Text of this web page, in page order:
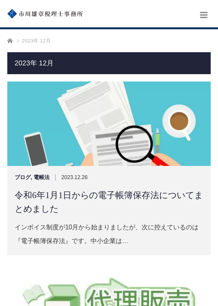
ホーム 2023年 12月
2023年 12月
ブログ, 電帳法 | 2023.12.26
令和6年1月1日からの電子帳簿保存法についてま
とめました
インボイス制度が10月から始まりましたが、次に控えているのは
『電子帳簿保存法』です。中小企業は…